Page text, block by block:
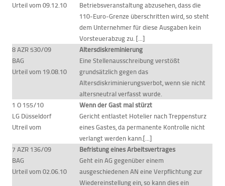
Urteil vom 09.12.10
Betriebsveranstaltung abzusehen, dass die
110-Euro-Grenze überschritten wird, so steht
dem Unternehmer für diese Ausgaben kein
Vorsteuerabzug zu. [...]
8 AZR 530/09
BAG
Urteil vom 19.08.10
Altersdiskreminierung
Eine Stellenausschreibung verstößt
grundsätzlich gegen das
Altersdiskriminierungsverbot, wenn sie nicht
altersneutral verfasst wurde.
1 O 155/10
LG Düsseldorf
Utreil vom
Wenn der Gast mal stürzt
Gericht entlastet Hotelier nach Treppensturz
eines Gastes, da permanente Kontrolle nicht
verlangt werden kann.[...]
7 AZR 136/09
BAG
Urteil vom 02.06.10
Befristung eines Arbeitsvertrages
Geht ein AG gegenüber einem
ausgeschiedenen AN eine Verpflichtung zur
Wiedereinstellung ein, so kann dies ein